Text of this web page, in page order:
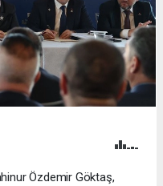
Özdemir Göktaş,